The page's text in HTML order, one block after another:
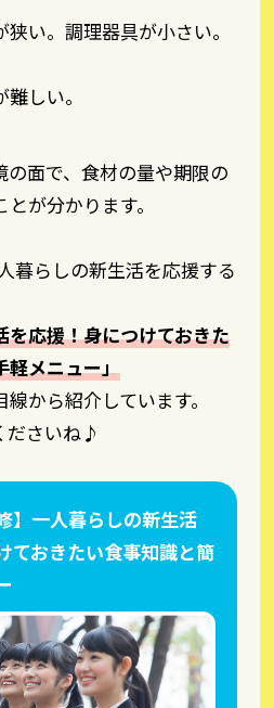
い。調理器具が小さい。
しい。
面で、食材の量や期限の
が分かります。
暮らしの新生活を応援する
を応援！身につけておきた
軽メニュー」
から紹介しています。
ださいね♪
】一人暮らしの新生活
ておきたい食事知識と簡